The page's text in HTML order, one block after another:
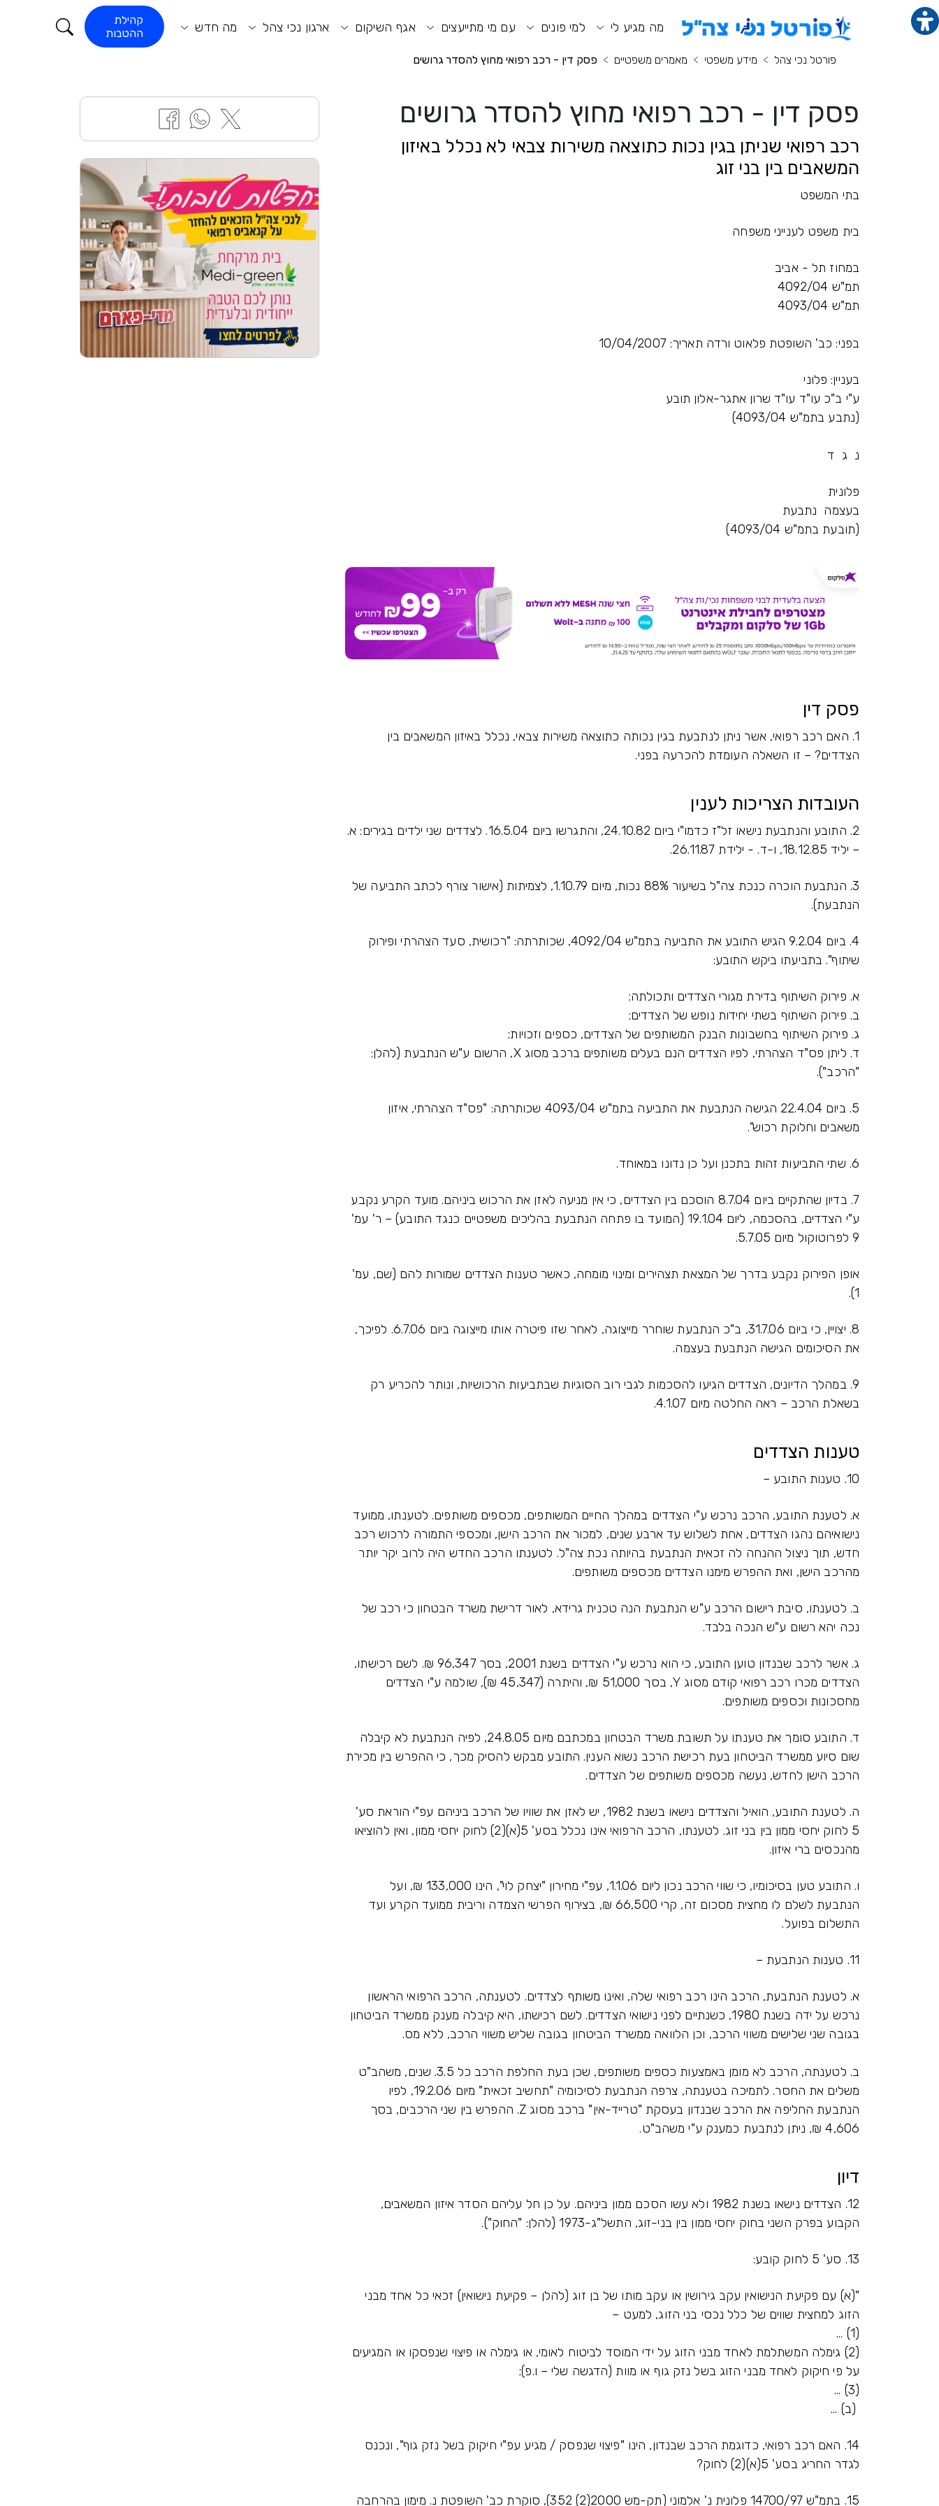
מה מגיע לי למי פונים עם מי מתייעצים אגף השיקום ארגון נכי צהל מה חדש
קהילת
ההטבות
פורטל נכי צהל
מידע משפטי מאמרים משפטיים פסק דין - רכב רפואי מחוץ להסדר גרושים
פסק דין - רכב רפואי מחוץ להסדר גרושים
רכב רפואי שניתן בגין נכות כתוצאה משירות צבאי לא נכלל באיזון
המשאבים בין בני זוג
בתי המשפט
בית משפט לענייני משפחה
במחוז תל - אביב
תמ"ש 4092/04
תמ"ש 4093/04
בפני: כב' השופטת פלאוט ורדה תאריך: 10/04/2007
בעניין: פלוני
ע"י ב"כ עו"ד עו"ד שרון אתגר-אלון תובע
(נתבע בתמ"ש 4093/04)
נ ג ד
פלונית
בעצמה נתבעת
(תובעת בתמ"ש 4093/04)
פסק דין
1. האם רכב רפואי, אשר ניתן לנתבעת בגין נכותה כתוצאה משירות צבאי, נכלל באיזון המשאבים בין
הצדדים? – זו השאלה העומדת להכרעה בפני.
העובדות הצריכות לענין
2. התובע והנתבעת נישאו זל"ז כדמו"י ביום 24.10.82, והתגרשו ביום 16.5.04. לצדדים שני ילדים בגירים: א.
– יליד 18.12.85, ו-ד. - ילידת 26.11.87.
3. הנתבעת הוכרה כנכת צה"ל בשיעור 88% נכות, מיום 1.10.79, לצמיתות (אישור צורף לכתב התביעה של
הנתבעת).
4. ביום 9.2.04 הגיש התובע את התביעה בתמ"ש 4092/04, שכותרתה: "רכושית, סעד הצהרתי ופירוק
שיתוף". בתביעתו ביקש התובע:
א. פירוק השיתוף בדירת מגורי הצדדים ותכולתה;
ב. פירוק השיתוף בשתי יחידות נופש של הצדדים;
ג. פירוק השיתוף בחשבונות הבנק המשותפים של הצדדים, כספים וזכויות;
ד. ליתן פס"ד הצהרתי, לפיו הצדדים הנם בעלים משותפים ברכב מסוג X, הרשום ע"ש הנתבעת (להלן:
"הרכב").
5. ביום 22.4.04 הגישה הנתבעת את התביעה בתמ"ש 4093/04 שכותרתה: "פס"ד הצהרתי, איזון
משאבים וחלוקת רכוש".
6. שתי התביעות זהות בתכנן ועל כן נדונו במאוחד.
7. בדיון שהתקיים ביום 8.7.04 הוסכם בין הצדדים, כי אין מניעה לאזן את הרכוש ביניהם. מועד הקרע נקבע
ע"י הצדדים, בהסכמה, ליום 19.1.04 (המועד בו פתחה הנתבעת בהליכים משפטיים כנגד התובע) – ר' עמ'
9 לפרוטוקול מיום 5.7.05.
אופן הפירוק נקבע בדרך של המצאת תצהירים ומינוי מומחה, כאשר טענות הצדדים שמורות להם (שם, עמ'
1).
8. יצויין, כי ביום 31.7.06, ב"כ הנתבעת שוחרר מייצוגה, לאחר שזו פיטרה אותו מייצוגה ביום 6.7.06. לפיכך,
את הסיכומים הגישה הנתבעת בעצמה.
9. במהלך הדיונים, הצדדים הגיעו להסכמות לגבי רוב הסוגיות שבתביעות הרכושיות, ונותר להכריע רק
בשאלת הרכב – ראה החלטה מיום 4.1.07.
טענות הצדדים
10. טענות התובע –
א. לטענת התובע, הרכב נרכש ע"י הצדדים במהלך החיים המשותפים, מכספים משותפים. לטענתו, ממועד
נישואיהם נהגו הצדדים, אחת לשלוש עד ארבע שנים, למכור את הרכב הישן, ומכספי התמורה לרכוש רכב
חדש, תוך ניצול ההנחה לה זכאית הנתבעת בהיותה נכת צה"ל. לטענתו הרכב החדש היה לרוב יקר יותר
מהרכב הישן, ואת ההפרש מימנו הצדדים מכספים משותפים.
ב. לטענתו, סיבת רישום הרכב ע"ש הנתבעת הנה טכנית גרידא, לאור דרישת משרד הבטחון כי רכב של
נכה יהא רשום ע"ש הנכה בלבד.
ג. אשר לרכב שבנדון טוען התובע, כי הוא נרכש ע"י הצדדים בשנת 2001, בסך 96,347 ₪. לשם רכישתו,
הצדדים מכרו רכב רפואי קודם מסוג Y, בסך 51,000 ₪, והיתרה (45,347 ₪), שולמה ע"י הצדדים
מחסכונות וכספים משותפים.
ד. התובע סומך את טענתו על תשובת משרד הבטחון במכתבם מיום 24.8.05, לפיה הנתבעת לא קיבלה
שום סיוע ממשרד הביטחון בעת רכישת הרכב נשוא הענין. התובע מבקש להסיק מכך, כי ההפרש בין מכירת
הרכב הישן לחדש, נעשה מכספים משותפים של הצדדים.
ה. לטענת התובע, הואיל והצדדים נישאו בשנת 1982, יש לאזן את שוויו של הרכב ביניהם עפ"י הוראת סע'
5 לחוק יחסי ממון בין בני זוג. לטענתו, הרכב הרפואי אינו נכלל בסע' 5(א)(2) לחוק יחסי ממון, ואין להוציאו
מהנכסים ברי איזון.
ו. התובע טען בסיכומיו, כי שווי הרכב נכון ליום 1.1.06, עפ"י מחירון "יצחק לוי", הינו 133,000 ₪, ועל
הנתבעת לשלם לו מחצית מסכום זה, קרי 66,500 ₪, בצירוף הפרשי הצמדה וריבית ממועד הקרע ועד
התשלום בפועל.
11. טענות הנתבעת –
א. לטענת הנתבעת, הרכב הינו רכב רפואי שלה, ואינו משותף לצדדים. לטענתה, הרכב הרפואי הראשון
נרכש על ידה בשנת 1980, כשנתיים לפני נישואי הצדדים. לשם רכישתו, היא קיבלה מענק ממשרד הביטחון
בגובה שני שלישים משווי הרכב, וכן הלוואה ממשרד הביטחון בגובה שליש משווי הרכב, ללא מס.
ב. לטענתה, הרכב לא מומן באמצעות כספים משותפים, שכן בעת החלפת הרכב כל 3.5. שנים, משהב"ט
משלים את החסר. לתמיכה בטענתה, צרפה הנתבעת לסיכומיה "תחשיב זכאית" מיום 19.2.06, לפיו
הנתבעת החליפה את הרכב שבנדון בעסקת "טרייד-אין" ברכב מסוג Z. ההפרש בין שני הרכבים, בסך
4,606 ₪, ניתן לנתבעת כמענק ע"י משהב"ט.
דיון
12. הצדדים נישאו בשנת 1982 ולא עשו הסכם ממון ביניהם. על כן חל עליהם הסדר איזון המשאבים,
הקבוע בפרק השני בחוק יחסי ממון בין בני-זוג, התשל"ג-1973 (להלן: "החוק").
13. סע' 5 לחוק קובע:
"(א) עם פקיעת הנישואין עקב גירושין או עקב מותו של בן זוג (להלן – פקיעת נישואין) זכאי כל אחד מבני
הזוג למחצית שווים של כלל נכסי בני הזוג, למעט –
(1) ...
(2) גימלה המשתלמת לאחד מבני הזוג על ידי המוסד לביטוח לאומי, או גימלה או פיצוי שנפסקו או המגיעים
על פי חיקוק לאחד מבני הזוג בשל נזק גוף או מוות (הדגשה שלי – ו.פ);
(3) ...
(ב) ...
14. האם רכב רפואי, כדוגמת הרכב שבנדון, הינו "פיצוי שנפסק / מגיע עפ"י חיקוק בשל נזק גוף", ונכנס
לגדר החריג בסע' 5(א)(2) לחוק?
15. בתמ"ש 14700/97 פלונית נ' אלמוני (תק-מש 2000(2) 352), סוקרת כב' השופטת נ. מימון בהרחבה
תוכן מרכזי מנוע חיפוש תפריט ראשי תפריט נגישות קורא התוכן